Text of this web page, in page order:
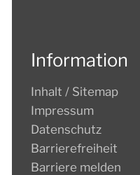
Information
Inhalt / Sitemap
Impressum
Datenschutz
Barrierefreiheit
Barriere melden